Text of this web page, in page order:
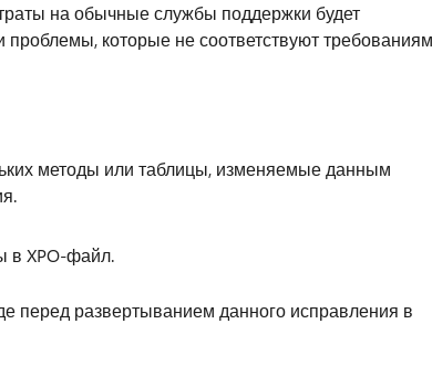
на обычные службы поддержки будет
которые не соответствуют требованиям
методы или таблицы, изменяемые данным
в XPO-файл.
перед развертыванием данного исправления в